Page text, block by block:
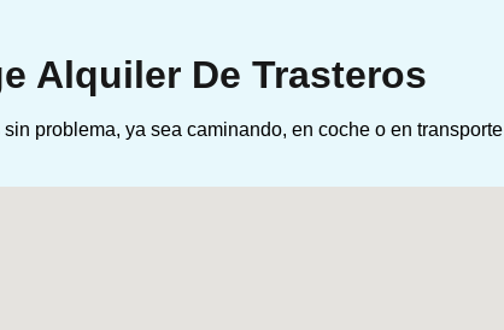
Alquiler De Trasteros
problema, ya sea caminando, en coche o en transporte